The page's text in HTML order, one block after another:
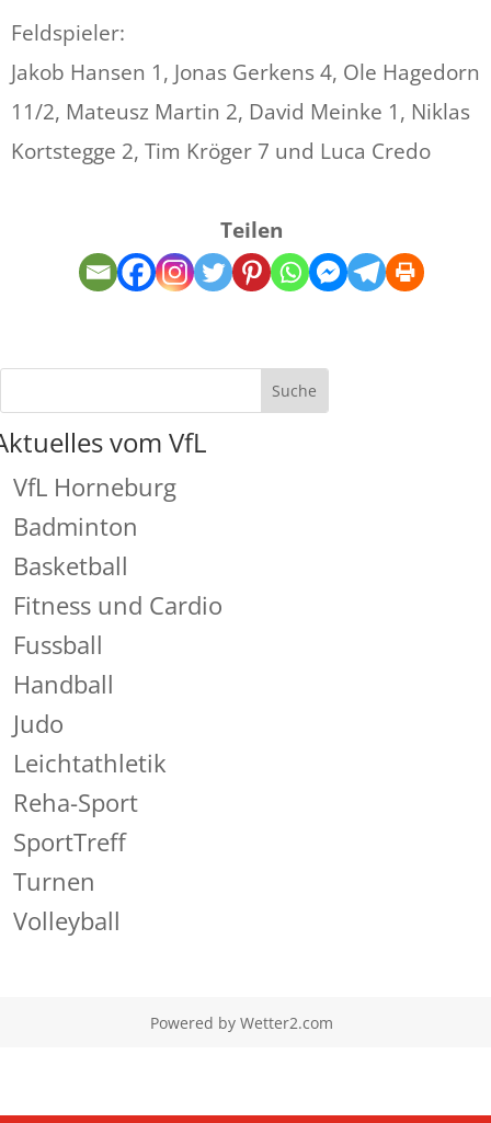
Feldspieler:
Jakob Hansen 1, Jonas Gerkens 4, Ole Hagedorn
11/2, Mateusz Martin 2, David Meinke 1, Niklas
Kortstegge 2, Tim Kröger 7 und Luca Credo
Teilen
vom VfL
VfL Horneburg
Badminton
Basketball
Fitness und Cardio
Fussball
Handball
Judo
Leichtathletik
Reha-Sport
SportTreff
Turnen
Volleyball
Powered by Wetter2.com